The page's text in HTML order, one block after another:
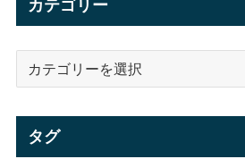
カテゴリー
タグ